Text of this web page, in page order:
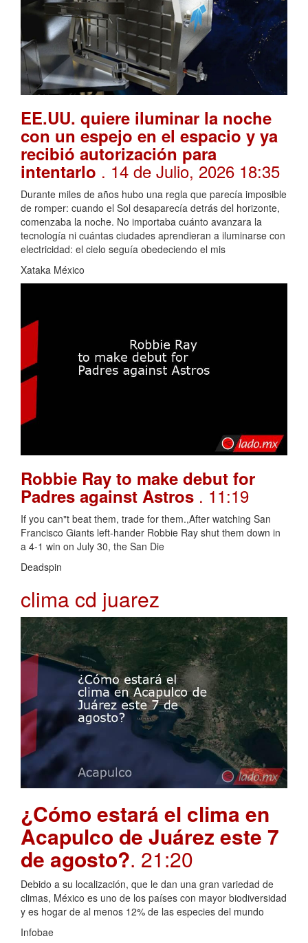
EE.UU. quiere iluminar la noche
con un espejo en el espacio y ya
recibió autorización para
intentarlo . 14 de Julio, 2026 18:35
Durante miles de años hubo una regla que parecía imposible
de romper: cuando el Sol desaparecía detrás del horizonte,
comenzaba la noche. No importaba cuánto avanzara la
tecnología ni cuántas ciudades aprendieran a iluminarse con
electricidad: el cielo seguía obedeciendo el mis
Xataka México
Robbie Ray to make debut for
Padres against Astros . 11:19
If you can"t beat them, trade for them.,After watching San
Francisco Giants left-hander Robbie Ray shut them down in
a 4-1 win on July 30, the San Die
Deadspin
clima cd juarez
¿Cómo estará el clima en
Acapulco de Juárez este 7
de agosto?. 21:20
Debido a su localización, que le dan una gran variedad de
climas, México es uno de los países con mayor biodiversidad
y es hogar de al menos 12% de las especies del mundo
Infobae